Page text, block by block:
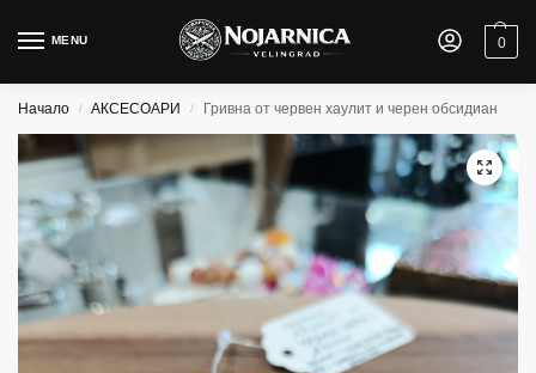
MENU 0
Начало / АКСЕСОАРИ / Гривна от червен хаулит и черен обсидиан